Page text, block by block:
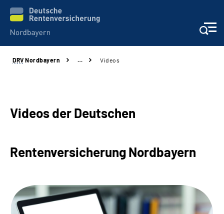
Online-Services
Reha-Kliniken
Karriere
DRV Nordbayern … Videos
Videos der Deutschen
Rentenversicherung Nordbayern